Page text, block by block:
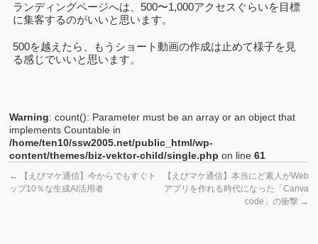
ランディングページへは、500〜1,000アクセスぐらいを目標
に集客するのがいいと思います。
500を越えたら、もうショート動画の作成は止めて様子を見
る感じでいいと思います。
Warning: count(): Parameter must be an array or an object that
implements Countable in
/home/ten10/ssw2005.net/public_html/wp-
content/themes/biz-vektor-child/single.php on line61
←
【えびマケ通信】今からでもすぐト
ップ10％な生成AI活用者
【えびマケ通信】本当にど素人がWeb
アプリを作れる時代になった「Canva
code」の衝撃 →